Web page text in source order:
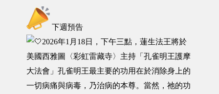
下週預告
2026年1月18日，下午三點，蓮生法王將於
美國西雅圖〈彩虹雷藏寺〉主持「孔雀明王護摩
大法會」孔雀明王最主要的功用在於消除身上的
一切病痛與病毒，乃治病的本尊。當然，祂的功